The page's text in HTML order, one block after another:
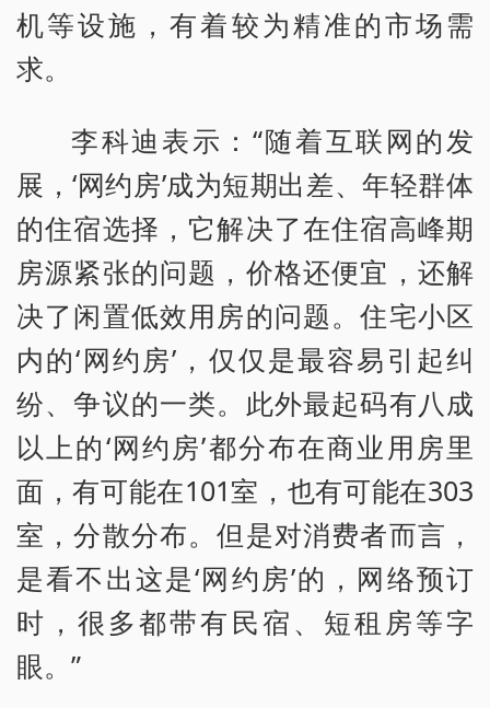
机等设施，有着较为精准的市场需
求。
李科迪表示：“随着互联网的发
展，‘网约房’成为短期出差、年轻群体
的住宿选择，它解决了在住宿高峰期
房源紧张的问题，价格还便宜，还解
决了闲置低效用房的问题。住宅小区
内的‘网约房’，仅仅是最容易引起纠
纷、争议的一类。此外最起码有八成
以上的‘网约房’都分布在商业用房里
面，有可能在101室，也有可能在303
室，分散分布。但是对消费者而言，
是看不出这是‘网约房’的，网络预订
时，很多都带有民宿、短租房等字
眼。”